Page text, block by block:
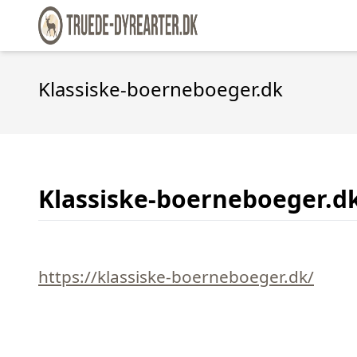
Klassiske-boerneboeger.dk
Klassiske-
https://klassiske-boerneboeger.dk/